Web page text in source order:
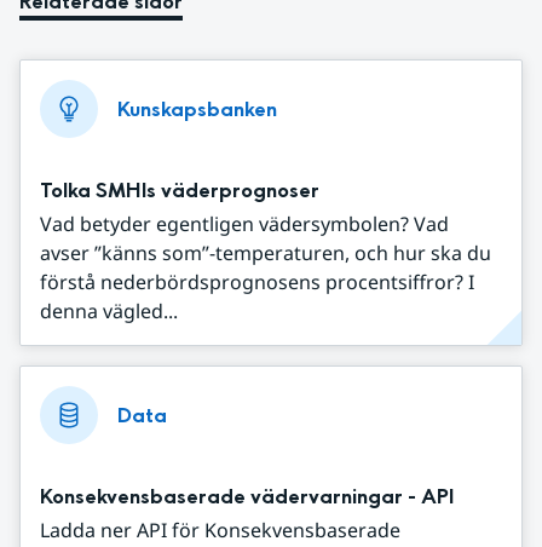
Kunskapsbanken
Tolka SMHIs väderprognoser
Vad betyder egentligen vädersymbolen? Vad
avser ”känns som”-temperaturen, och hur ska du
förstå nederbördsprognosens procentsiffror? I
denna vägled...
Data
Konsekvensbaserade vädervarningar - API
Ladda ner API för Konsekvensbaserade